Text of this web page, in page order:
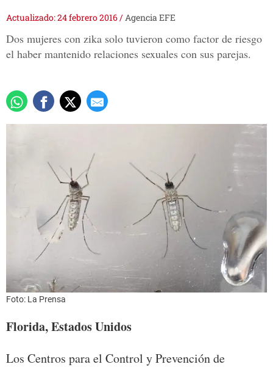
Actualizado: 24 febrero 2016/Agencia EFE
Dos mujeres con zika solo tuvieron como factor de riesgo
el haber mantenido relaciones sexuales con sus parejas.
Foto: La Prensa
Florida, Estados Unidos
Los Centros para el Control y Prevención de